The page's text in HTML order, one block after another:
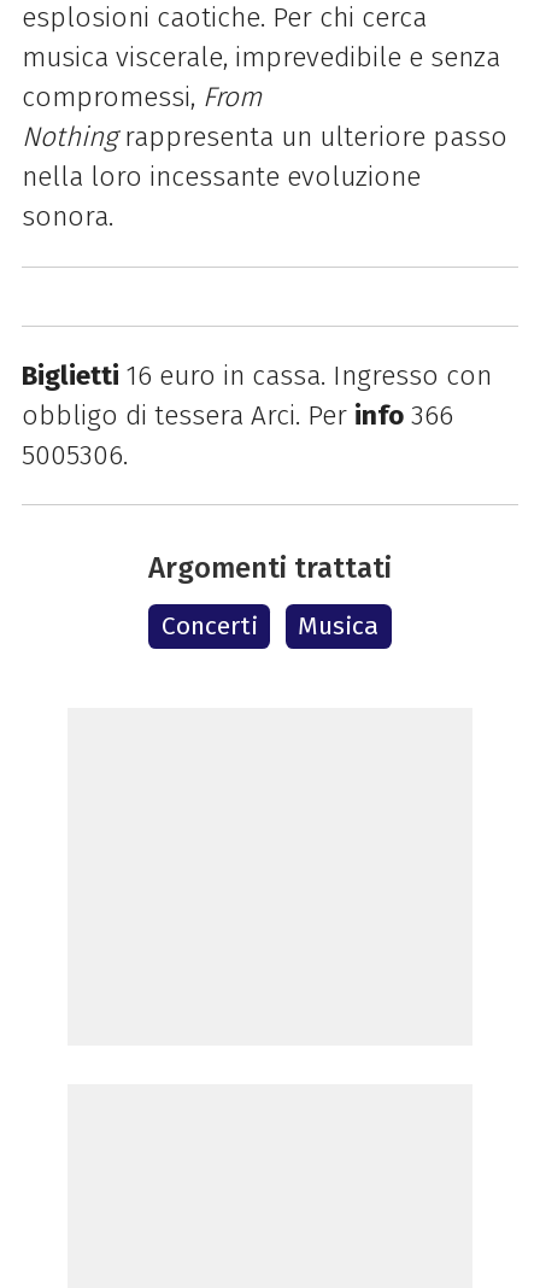
esplosioni caotiche. Per chi cerca
musica viscerale, imprevedibile e senza
compromessi, From
Nothingrappresenta un ulteriore passo
nella loro incessante evoluzione
sonora.
Biglietti 16 euro in cassa. Ingresso con
obbligo di tessera Arci. Per info366
5005306.
Argomenti trattati
Concerti Musica